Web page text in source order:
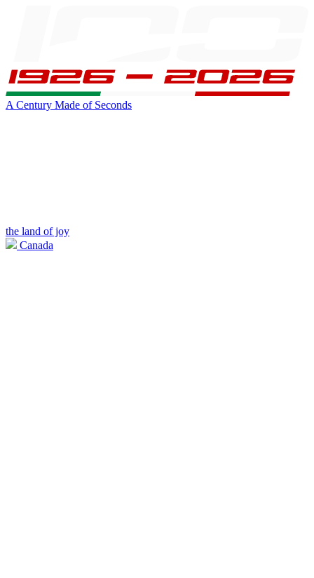
A Century Made of Seconds
the land of joy
Canada